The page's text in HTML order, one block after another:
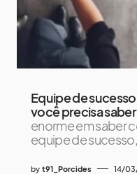
Equipe de
você precisa
enorme em saber
equipe de sucesso,
by t91_Porcides 14/